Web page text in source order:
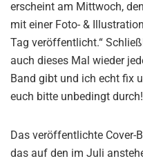
erscheint am Mittwoch,
mit einer Foto- &
Tag veröffentlicht.“
auch dieses Mal wieder
Band gibt und ich echt fix
euch bitte unbedingt
Das veröffentlichte Cover-
das auf den im Juli